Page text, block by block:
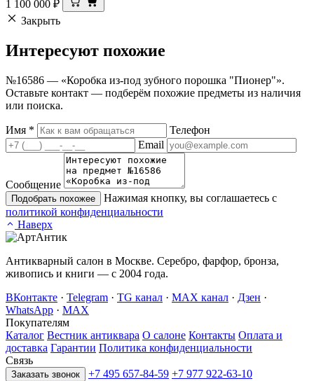
1 100 000 ₽
Закрыть
Интересуют похожие
№16586 — «Коробка из-под зубного порошка "Пионер"».
Оставьте контакт — подберём похожие предметы из наличия
или поиска.
Имя *
Телефон
Email
Сообщение
Подобрать похожее
Нажимая кнопку, вы соглашаетесь с
политикой конфиденциальности
Наверх
Антикварный салон в Москве. Серебро, фарфор, бронза,
живопись и книги — с 2004 года.
ВКонтакте · Telegram · TG канал · MAX канал · Дзен ·
WhatsApp · MAX
Покупателям
Каталог Вестник антиквара О салоне Контакты Оплата и
доставка Гарантии Политика конфиденциальности
Связь
Заказать звонок +7 495 657-84-59 +7 977 922-63-10